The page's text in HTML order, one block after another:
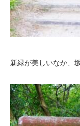
新緑が美しいなか、